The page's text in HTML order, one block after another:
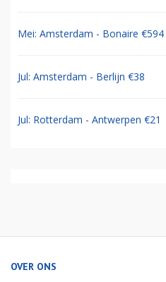
Mei: Amsterdam - Bonaire €594
Jul: Amsterdam - Berlijn €38
Jul: Rotterdam - Antwerpen €21
OVER ONS